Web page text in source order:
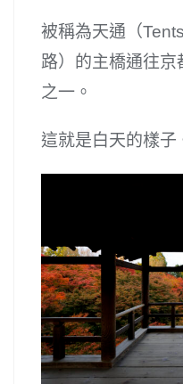
被稱為天通（
路）的主橋通往
之一。
這就是白天的樣子